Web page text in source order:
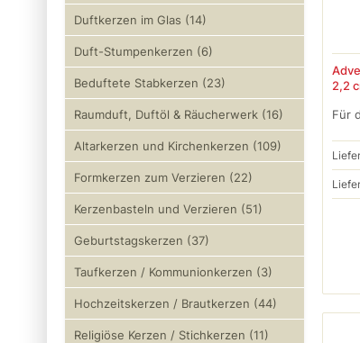
2,2
Für
Duftkerzen im Glas (14)
Duft-Stumpenkerzen (6)
Beduftete Stabkerzen (23)
Raumduft, Duftöl & Räucherwerk (16)
Altarkerzen und Kirchenkerzen (109)
Formkerzen zum Verzieren (22)
Kerzenbasteln und Verzieren (51)
Geburtstagskerzen (37)
Taufkerzen / Kommunionkerzen (3)
Hochzeitskerzen / Brautkerzen (44)
Religiöse Kerzen / Stichkerzen (11)